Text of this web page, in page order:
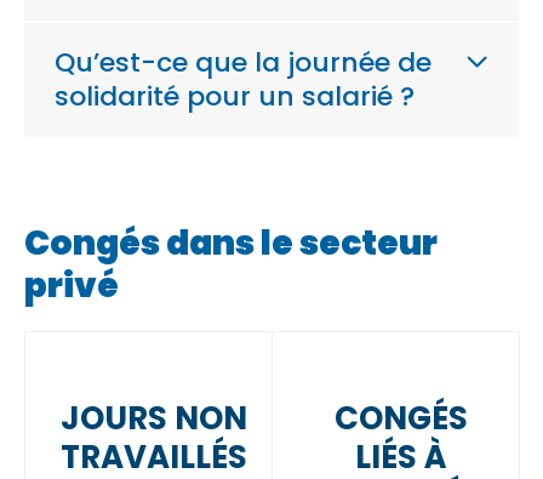
Qu’est-ce que la journée de
solidarité pour un salarié ?
Congés dans le secteur
privé
JOURS NON
TRAVAILLÉS
CONGÉS
LIÉS À